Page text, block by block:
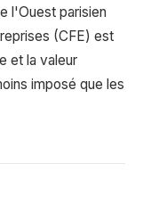
l'Ouest parisien
(CFE) est
et la valeur
imposé que les